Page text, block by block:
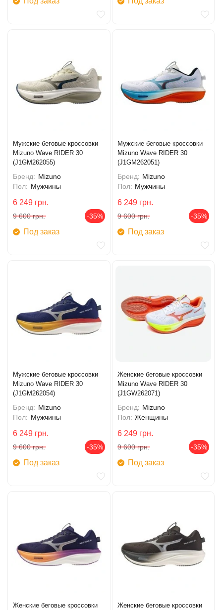
Мужские беговые кроссовки
Mizuno Wave RIDER 30
(J1GM262055)
Бренд: Mizuno
Пол: Мужчины
6 249 грн.
9 600 грн. -35%
Под заказ
Мужские беговые кроссовки
Mizuno Wave RIDER 30
(J1GM262051)
Бренд: Mizuno
Пол: Мужчины
6 249 грн.
9 600 грн. -35%
Под заказ
Мужские беговые кроссовки
Mizuno Wave RIDER 30
(J1GM262054)
Бренд: Mizuno
Пол: Мужчины
6 249 грн.
9 600 грн. -35%
Под заказ
Женские беговые кроссовки
Mizuno Wave RIDER 30
(J1GW262071)
Бренд: Mizuno
Пол: Женщины
6 249 грн.
9 600 грн. -35%
Под заказ
Женские беговые кроссовки
Женские беговые кроссовки